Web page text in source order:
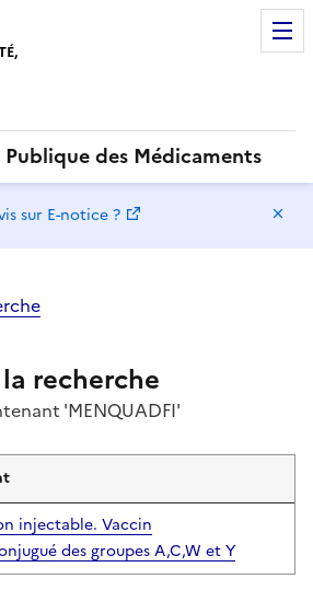
Publique des Médicaments
sur E-notice ?
recherche
'MENQUADFI'
injectable. Vaccin
des groupes A,C,W et Y